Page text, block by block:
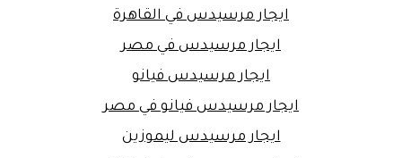
ايجار مرسيدس في القاهرة
ايجار مرسيدس في مصر
ايجار مرسيدس فيانو
ايجار مرسيدس فيانو في مصر
ايجار مرسيدس ليموزين